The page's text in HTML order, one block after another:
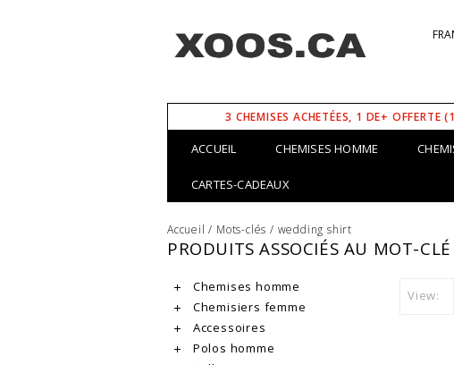
3 CHEMISES ACHETÉES, 1 DE+ OFFERTE
ACCUEIL CHEMISES HOMME
CARTES-CADEAUX
Accueil / Mots-clés / wedding shirt
PRODUITS ASSOCIÉS AU MOT-
Chemises homme
Chemisiers femme
Accessoires
Polos homme
View: